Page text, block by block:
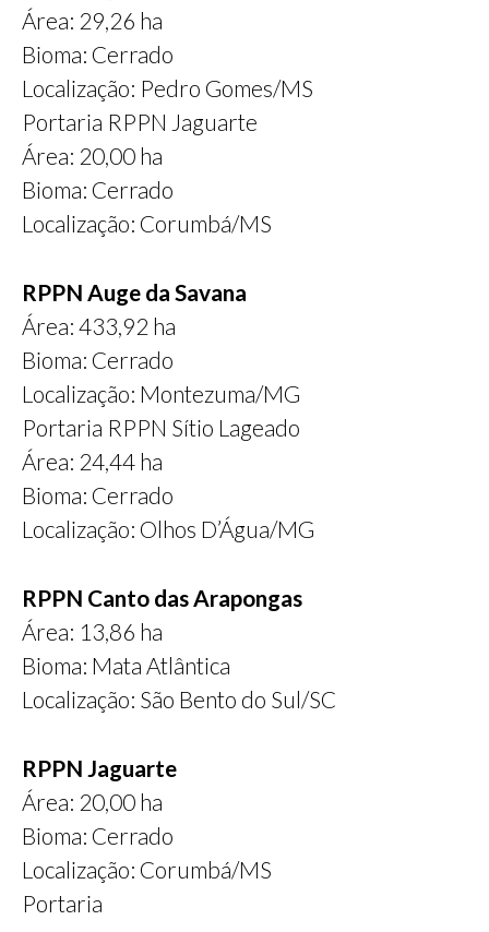
Área: 29,26 ha
Bioma: Cerrado
Localização: Pedro Gomes/MS
Portaria RPPN Jaguarte
Área: 20,00 ha
Bioma: Cerrado
Localização: Corumbá/MS
RPPN Auge da Savana
Área: 433,92 ha
Bioma: Cerrado
Localização: Montezuma/MG
Portaria RPPN Sítio Lageado
Área: 24,44 ha
Bioma: Cerrado
Localização: Olhos D’Água/MG
RPPN Canto das Arapongas
Área: 13,86 ha
Bioma: Mata Atlântica
Localização: São Bento do Sul/SC
RPPN Jaguarte
Área: 20,00 ha
Bioma: Cerrado
Localização: Corumbá/MS
Portaria